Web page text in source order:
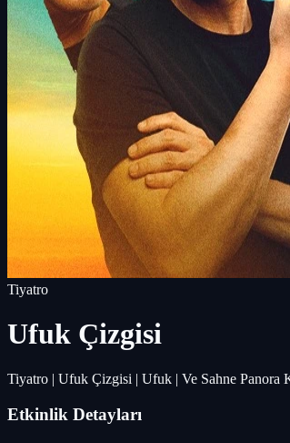
Tiyatro
Ufuk Çizgisi
Tiyatro | Ufuk Çizgisi | Ufuk | Ve Sahne Panora
Etkinlik Detayları